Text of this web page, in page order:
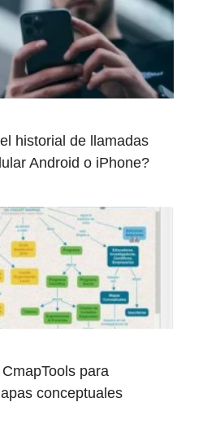
historial de llamadas
Android o iPhone?
para
conceptuales